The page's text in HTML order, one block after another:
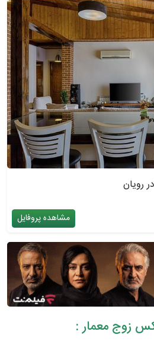
رویان
مشاهده پروفایل
زوج معمار :